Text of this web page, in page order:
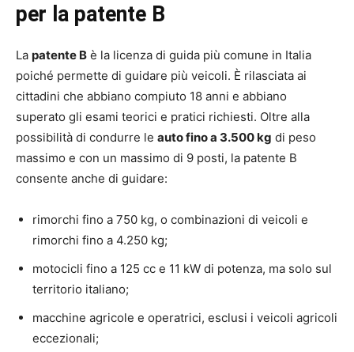
per la patente B
La patente B è la licenza di guida più comune in Italia
poiché permette di guidare più veicoli. È rilasciata ai
cittadini che abbiano compiuto 18 anni e abbiano
superato gli esami teorici e pratici richiesti. Oltre alla
possibilità di condurre le auto fino a 3.500 kg di peso
massimo e con un massimo di 9 posti, la patente B
consente anche di guidare:
rimorchi fino a 750 kg, o combinazioni di veicoli e
rimorchi fino a 4.250 kg;
motocicli fino a 125 cc e 11 kW di potenza, ma solo sul
territorio italiano;
macchine agricole e operatrici, esclusi i veicoli agricoli
eccezionali;